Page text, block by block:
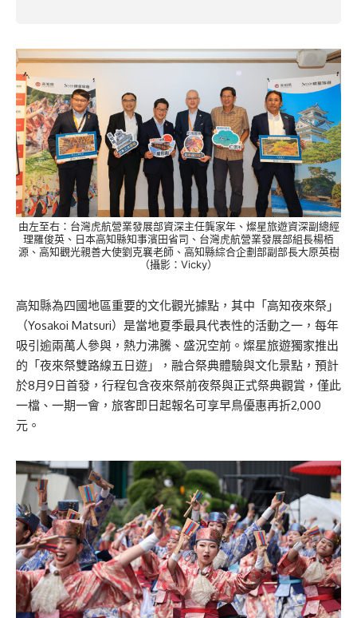
由左至右：台灣虎航營業發展部資深主任龔家年、燦星旅遊資深副總經
理羅俊英、日本高知縣知事濱田省司、台灣虎航營業發展部組長楊栢
源、高知觀光親善大使劉克襄老師、高知縣綜合企劃部副部長大原英樹
（攝影：Vicky）
高知縣為四國地區重要的文化觀光據點，其中「高知夜來祭」
（Yosakoi Matsuri）是當地夏季最具代表性的活動之一，每年
吸引逾兩萬人參與，熱力沸騰、盛況空前。燦星旅遊獨家推出
的「夜來祭雙路線五日遊」，融合祭典體驗與文化景點，預計
於8月9日首發，行程包含夜來祭前夜祭與正式祭典觀賞，僅此
一檔、一期一會，旅客即日起報名可享早鳥優惠再折2,000
元。